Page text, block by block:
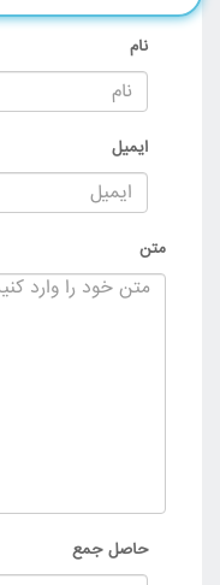
نام
ایمیل
متن
حاصل جمع